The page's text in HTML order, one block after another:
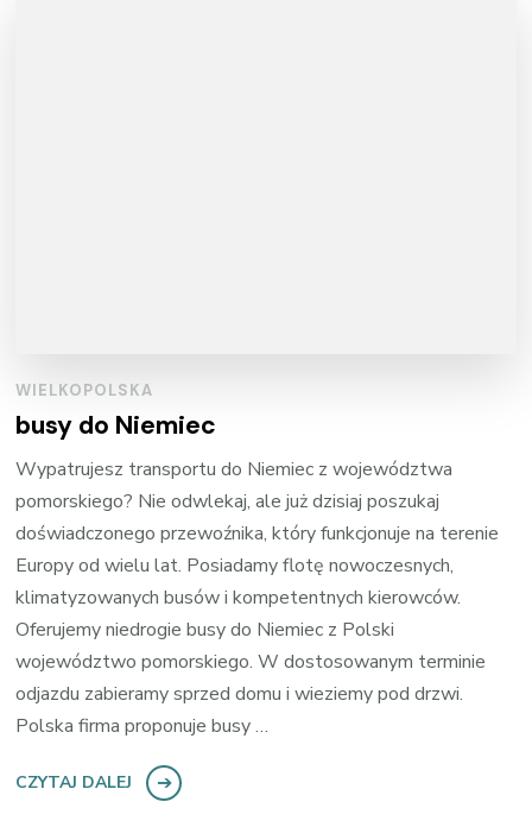
WIELKOPOLSKA
busy do Niemiec
Wypatrujesz transportu do Niemiec z województwa
pomorskiego? Nie odwlekaj, ale już dzisiaj poszukaj
doświadczonego przewoźnika, który funkcjonuje na terenie
Europy od wielu lat. Posiadamy flotę nowoczesnych,
klimatyzowanych busów i kompetentnych kierowców.
Oferujemy niedrogie busy do Niemiec z Polski
województwo pomorskiego. W dostosowanym terminie
odjazdu zabieramy sprzed domu i wieziemy pod drzwi.
Polska firma proponuje busy …
CZYTAJ DALEJ